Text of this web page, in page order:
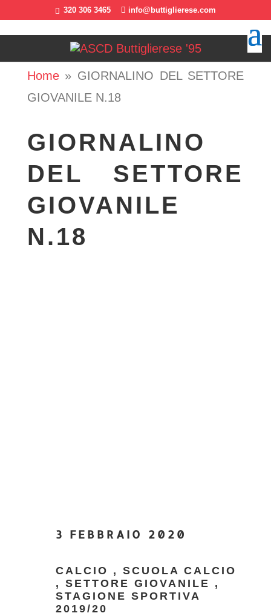
320 306 3465 info@buttiglierese.com
Home» GIORNALINO DEL SETTORE
GIOVANILE N.18
GIORNALINO
DEL SETTORE
GIOVANILE
N.18
3 FEBBRAIO 2020
CALCIO , SCUOLA CALCIO
, SETTORE GIOVANILE ,
STAGIONE SPORTIVA
2019/20